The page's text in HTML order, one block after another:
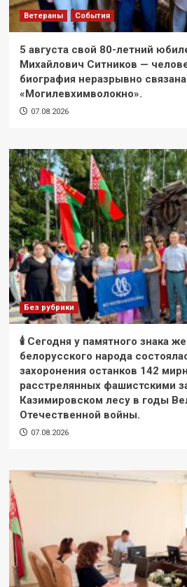
Ветераны События
5 августа свой 80-летний
Михайлович Ситников —
биография неразрывно
«Могилевхимволокно».
07.08.2026
Без рубрики
🕯 Сегодня у памятного знака
белорусского народа
захоронения останков 142
расстрелянных фашистскими
Казимировском лесу в годы
Отечественной войны.
07.08.2026